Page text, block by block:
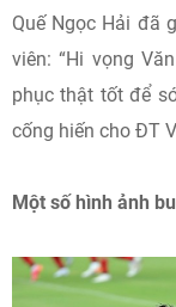
Quế Ngọc Hải đã
viên: “Hi vọng
phục thật tốt để
cống hiến cho ĐT
Một số hình ảnh